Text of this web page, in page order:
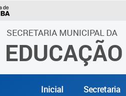
SECRETARIA MUNICIPAL DA
EDUCAÇÃO
Inicial Secretaria